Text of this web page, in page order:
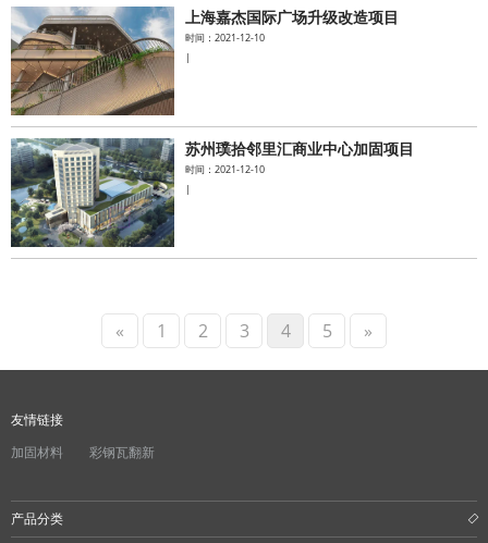
上海嘉杰国际广场升级改造项目
时间：2021-12-10
|
苏州璞拾邻里汇商业中心加固项目
时间：2021-12-10
|
« 1 2 3 4 5 »
友情链接
加固材料
彩钢瓦翻新
产品分类